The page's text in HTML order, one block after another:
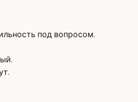
под вопросом.